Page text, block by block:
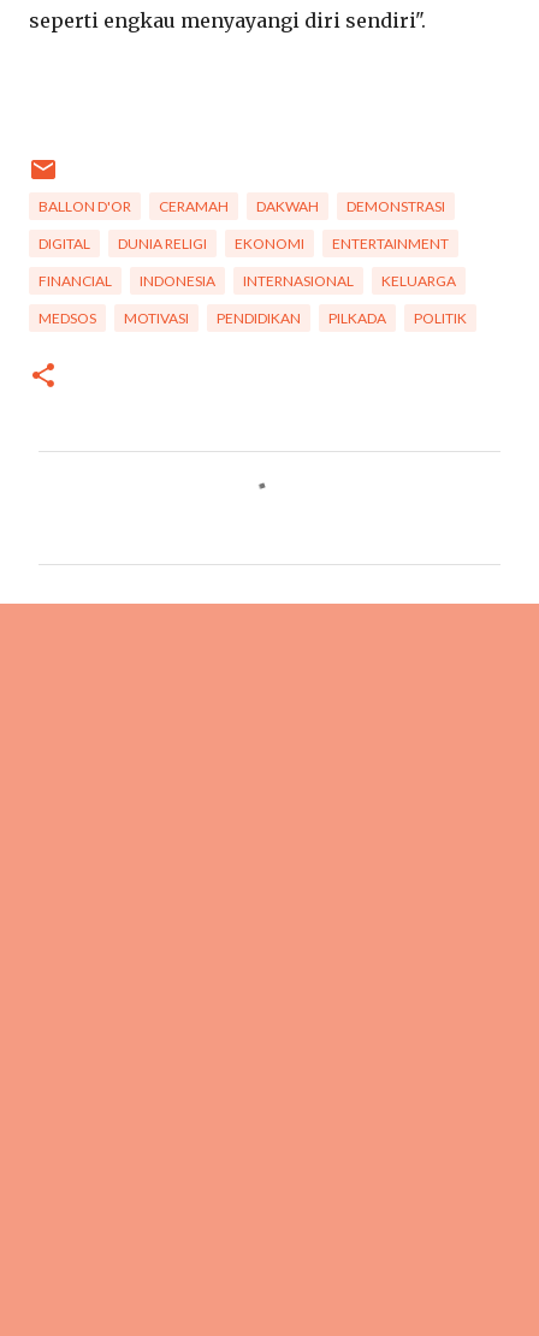
seperti engkau menyayangi diri sendiri".
BALLON D'OR CERAMAH DAKWAH DEMONSTRASI
DIGITAL DUNIA RELIGI EKONOMI ENTERTAINMENT
FINANCIAL INDONESIA INTERNASIONAL KELUARGA
MEDSOS MOTIVASI PENDIDIKAN PILKADA POLITIK